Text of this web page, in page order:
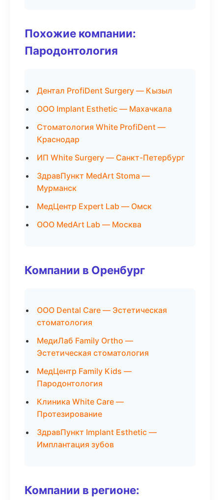
Похожие компании:
Пародонтология
Дентал ProfiDent Surgery — Кызыл
ООО Implant Esthetic — Махачкала
Стоматология White ProfiDent —
Краснодар
ИП White Surgery — Санкт-Петербург
ЗдравПункт MedArt Stoma —
Мурманск
МедЦентр Expert Lab — Омск
ООО MedArt Lab — Москва
Компании в Оренбург
ООО Dental Care — Эстетическая
стоматология
МедиЛаб Family Ortho —
Эстетическая стоматология
МедЦентр Family Kids —
Пародонтология
Клиника White Care —
Протезирование
ЗдравПункт Implant Esthetic —
Имплантация зубов
Компании в регионе: